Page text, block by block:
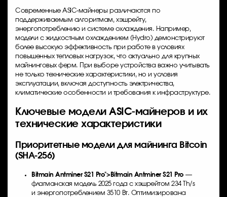
Современные ASIC-майнеры различаются по
поддерживаемым алгоритмам, хэшрейту,
энергопотреблению и системе охлаждения. Например,
модели с жидкостным охлаждением (Hydro) демонстрируют
более высокую эффективность при работе в условиях
повышенных тепловых нагрузок, что актуально для крупных
майнинговых ферм. При выборе устройства важно учитывать
не только технические характеристики, но и условия
эксплуатации, включая доступность электричества,
климатические особенности и требования к инфраструктуре.
Ключевые модели ASIC-майнеров и их
технические характеристики
Приоритетные модели для майнинга Bitcoin
(SHA-256)
Bitmain Antminer S21 Pro">Bitmain Antminer S21 Pro —
флагманская модель 2025 года с хэшрейтом 234 Th/s
и энергопотреблением 3510 Вт. Оптимизирована